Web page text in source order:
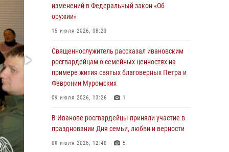
В Иванове личный состав Росгвардии принял
участие в торжественных мероприятиях,
02 августа 2026, 11:46 13
Мероприятия в рамках акции «Каникулы с
Росгвардией» продолжаются в Ивановской
В Ивановской области при содействии
Росгвардии задержаны подозреваемые в
изменений в Федеральный закон «Об
оружии»
15 июля 2026, 08:23
Священнослужитель рассказал ивановским
росгвардейцам о семейных ценностях на
примере жития святых благоверных Петра и
Февронии Муромских
09 июля 2026, 13:26 1
В Иванове росгвардейцы приняли участие в
праздновании Дня семьи, любви и верности
09 июля 2026, 12:40 5